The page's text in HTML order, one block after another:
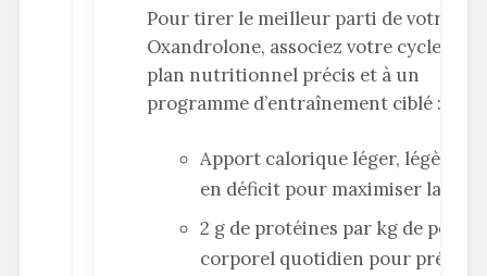
Pour tirer le meilleur parti de votre
Oxandrolone, associez votre cycle à un
plan nutritionnel précis et à un
programme d’entraînement ciblé :
Apport calorique léger,
en déficit pour maximiser la
2 g de protéines par kg de poids
corporel quotidien pour